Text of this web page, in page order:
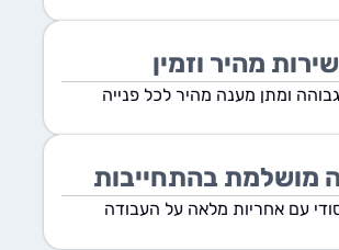
מהיר וזמין
מענה מהיר לכל פנייה
בהתחייבות
אחריות מלאה על העבודה